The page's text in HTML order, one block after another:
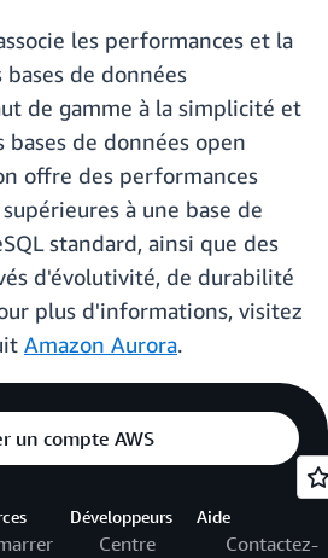
les performances et la
de données
de gamme à la simplicité et
de données open
offre des performances
à une base de
standard, ainsi que des
d'évolutivité, de durabilité
plus d'informations, visitez
Amazon Aurora.
un compte AWS
Développeurs
Centre
Aide
Contactez-